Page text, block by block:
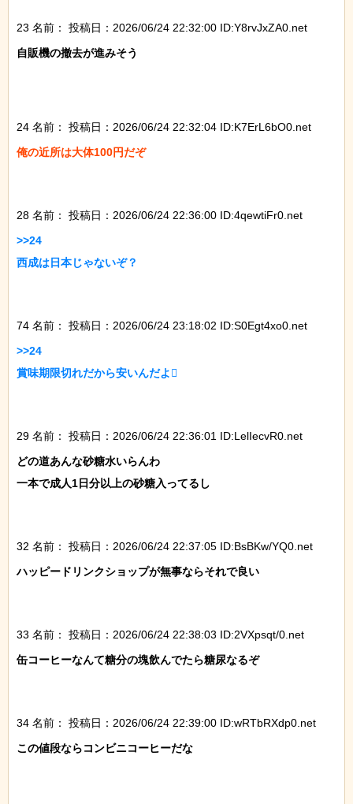
23 名前：
投稿日：2026/06/24 22:32:00 ID:Y8rvJxZA0.net
自販機の撤去が進みそう
24 名前：
投稿日：2026/06/24 22:32:04 ID:K7ErL6bO0.net
俺の近所は大体100円だぞ
28 名前：
投稿日：2026/06/24 22:36:00 ID:4qewtiFr0.net
>>24
西成は日本じゃないぞ？
74 名前：
投稿日：2026/06/24 23:18:02 ID:S0Egt4xo0.net
>>24
賞味期限切れだから安いんだよ
29 名前：
投稿日：2026/06/24 22:36:01 ID:LelIecvR0.net
どの道あんな砂糖水いらんわ
一本で成人1日分以上の砂糖入ってるし
32 名前：
投稿日：2026/06/24 22:37:05 ID:BsBKw/YQ0.net
ハッピードリンクショップが無事ならそれで良い
33 名前：
投稿日：2026/06/24 22:38:03 ID:2VXpsqt/0.net
缶コーヒーなんて糖分の塊飲んでたら糖尿なるぞ
34 名前：
投稿日：2026/06/24 22:39:00 ID:wRTbRXdp0.net
この値段ならコンビニコーヒーだな